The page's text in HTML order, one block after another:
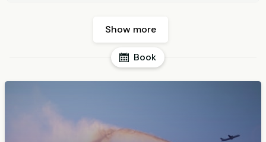
Show more
Book